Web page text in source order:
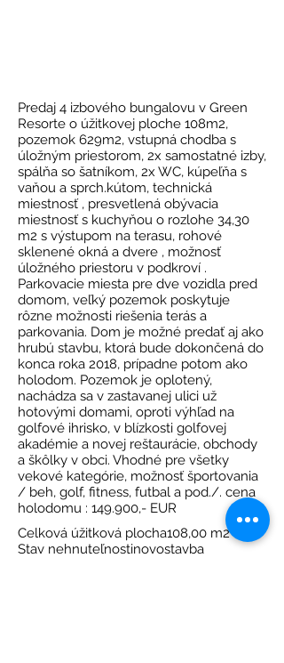
Predaj 4 izbového bungalovu v Green
Resorte o úžitkovej ploche 108m2,
pozemok 629m2, vstupná chodba s
úložným priestorom, 2x samostatné izby,
spálňa so šatníkom, 2x WC, kúpeľňa s
vaňou a sprch.kútom, technická
miestnosť , presvetlená obývacia
miestnosť s kuchyňou o rozlohe 34,30
m2 s výstupom na terasu, rohové
sklenené okná a dvere , možnosť
úložného priestoru v podkroví .
Parkovacie miesta pre dve vozidla pred
domom, veľký pozemok poskytuje
rôzne možnosti riešenia terás a
parkovania. Dom je možné predať aj ako
hrubú stavbu, ktorá bude dokončená do
konca roka 2018, prípadne potom ako
holodom. Pozemok je oplotený,
nachádza sa v zastavanej ulici už
hotovými domami, oproti výhľad na
golfové ihrisko, v blízkosti golfovej
akadémie a novej reštaurácie, obchody
a škôlky v obci. Vhodné pre všetky
vekové kategórie, možnosť športovania
/ beh, golf, fitness, futbal a pod./. cena
holodomu : 149.900,- EUR
Celková úžitková plocha108,00 m2
Stav nehnuteľnostinovostavba